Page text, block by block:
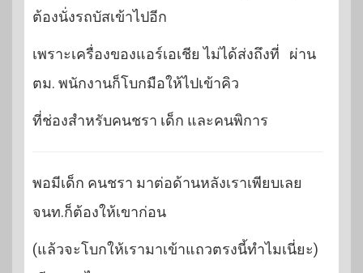
ต้องนั่งรถบัสเข้าไปอีก
เพราะเครื่องของแอร์เอเชีย ไม่ได้ส่งถึงที่ ผ่าน
ตม. พนักงานก็โบกมือให้ไปเข้าคิว
ที่ช่องสำหรับคนชรา เด็ก และคนพิการ
พอมีเด็ก คนชรา มาต่อด้านหลังเราเพียบเลย
จนท.ก็ต้องให้เขาก่อน
(แล้วจะโบกให้เรามาเข้าแถวตรงนี้ทำไมเนี่ยะ)